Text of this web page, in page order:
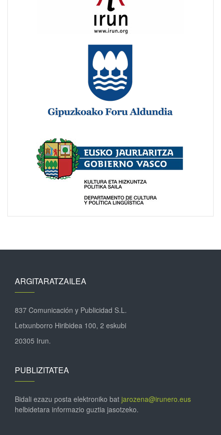
ARGITARATZAILEA
837 Comunicación y Publicidad S.L.
Letxunborro Hiribidea 100, 2 eskubi
20305 Irun.
PUBLIZITATEA
Bidali ezazu posta elektroniko bat jarozena@irunero.eus
helbidetara informazio guztia jasotzeko.